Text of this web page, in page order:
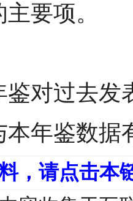
要项。
鉴对过去发
本年鉴数据
，请点击本